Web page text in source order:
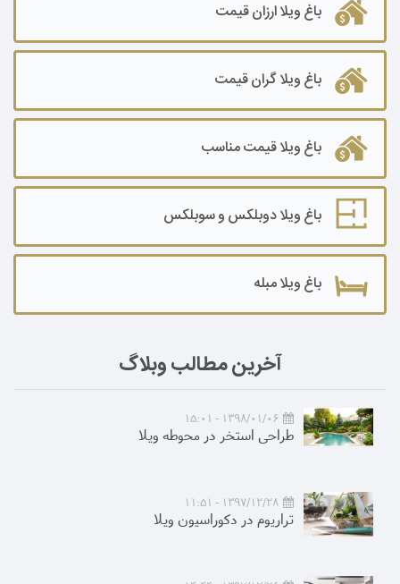
باغ ویلا ارزان قیمت
باغ ویلا گران قیمت
باغ ویلا قیمت مناسب
باغ ویلا دوبلکس و سوبلکس
باغ ویلا مبله
آخرین مطالب وبلاگ
1398/01/06 - 15:01
طراحی استخر در محوطه ویلا
1397/12/28 - 11:51
تراریوم در دکوراسیون ویلا